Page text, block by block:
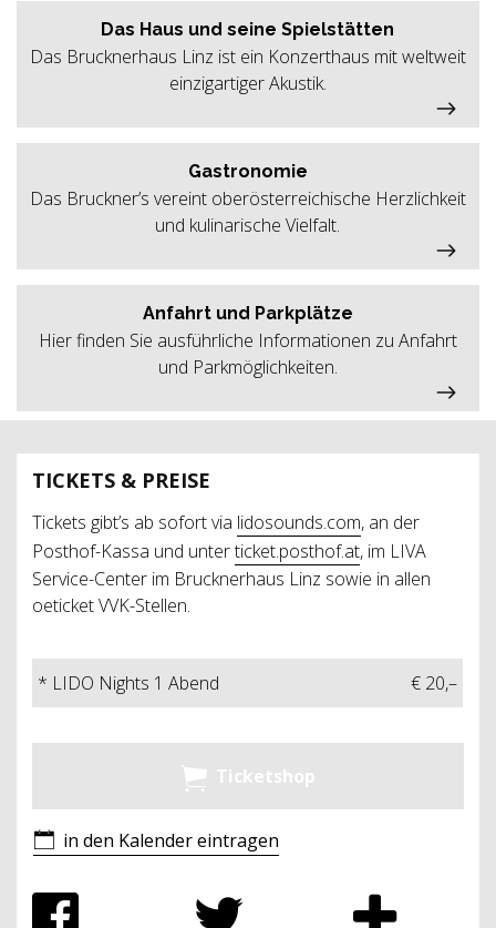
TICKETS & PREISE
Tickets gibt’s ab sofort via lidosounds.com, an der
Posthof-Kassa und unterticket.posthof.at, im LIVA
Service-Center im Brucknerhaus Linz sowie in allen
oeticket VVK-Stellen.
* LIDO Nights 1 Abend € 20,–
Ticketshop
in den Kalender eintragen
Das Haus und seine Spielstätten
Das Brucknerhaus Linz ist ein Konzerthaus mit weltweit
einzigartiger Akustik.
Gastronomie
Das Bruckner’s vereint oberösterreichische Herzlichkeit
und kulinarische Vielfalt.
Anfahrt und Parkplätze
Hier finden Sie ausführliche Informationen zu Anfahrt
und Parkmöglichkeiten.